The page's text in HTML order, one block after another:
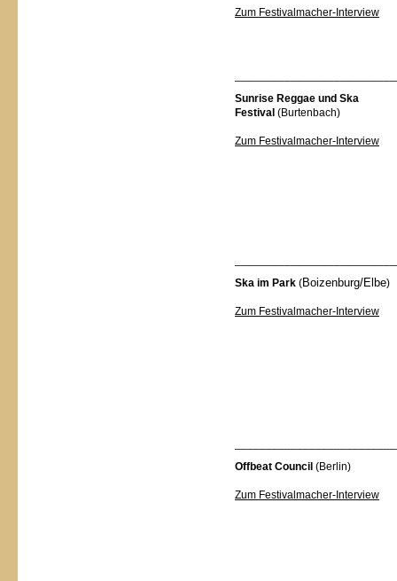
Zum Festivalmacher-Interview
Sunrise Reggae und Ska
Festival (Burtenbach)
Zum Festivalmacher-Interview
Ska im Park (Boizenburg/Elbe)
Zum Festivalmacher-Interview
Offbeat Council (Berlin)
Zum Festivalmacher-Interview